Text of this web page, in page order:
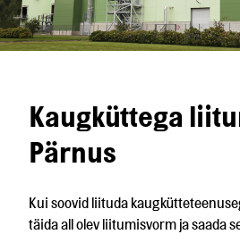
Kaugküttega
Pärnus
Kui soovid liituda
täida all olev liitumisvorm ja saada